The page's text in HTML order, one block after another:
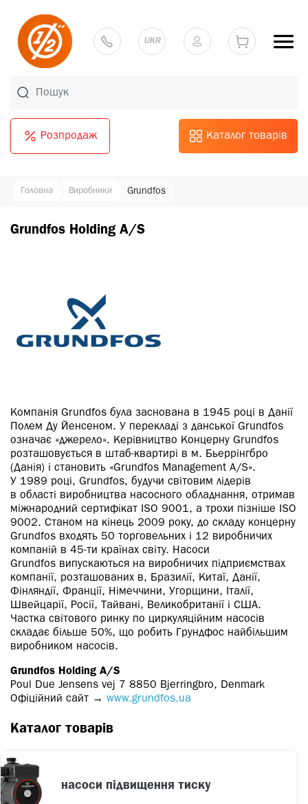
Розпродаж Каталог товарів
UKR
Головна Виробники Grundfos
Grundfos Holding A/S
Компанія Grundfos була заснована в 1945 році в Данії
Полем Ду Йенсеном. У перекладі з данської Grundfos
означає «джерело». Керівництво Концерну Grundfos
розташовується в штаб-квартирі в м. Бьеррінгбро
(Данія) і становить «Grundfos Management A/S».
У 1989 році, Grundfos, будучи світовим лідерів
в області виробництва насосного обладнання, отримав
міжнародний сертифікат ISO 9001, а трохи пізніше ISO
9002. Станом на кінець 2009 року, до складу концерну
Grundfos входять 50 торговельних і 12 виробничих
компаній в 45-ти країнах світу. Насоси
Grundfos випускаються на виробничих підприємствах
компанії, розташованих в, Бразилії, Китаї, Данії,
Фінляндії, Франції, Німеччини, Угорщини, Італії,
Швейцарії, Росії, Тайвані, Великобританії і США.
Частка світового ринку по циркуляційним насосів
складає більше 50%, що робить Грундфос найбільшим
виробником насосів.
Grundfos Holding A/S
Poul Due Jensens vej 7 8850 Bjerringbro, Denmark
Офіційний сайт → www.grundfos.ua
Каталог товарів
насоси підвищення тиску